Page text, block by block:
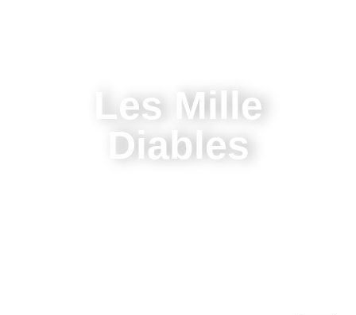
Les Mille
Diables